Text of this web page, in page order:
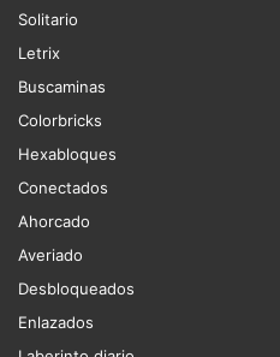
Solitario
Letrix
Buscaminas
Colorbricks
Hexabloques
Conectados
Ahorcado
Averiado
Desbloqueados
Enlazados